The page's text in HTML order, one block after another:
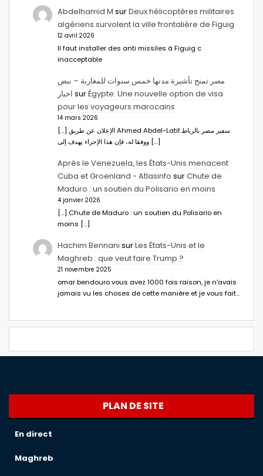
Abdelhamid M surDeux hélicoptères militaires
algériens survolent la ville frontalière de Figuig
12 avril 2026
Il faut installer des anti missiles à Figuig c
inacceptable
مصر تمنح تأشيرة مدتها خمس سنوات للمغاربة – نبض
اخبار surÉgypte: Une nouvelle option de visa
pour les voyageurs marocains
14 mars 2026
[…] الإعلان عن طريق Ahmed Abdel-Latifسفير مصر بالرباط.
ووفقا له، فإن هذا الإجراء يهدف إلى […]
Après le Venezuela, les États-Unis menacent
Cuba et Groenland - Atlasinfo surChute de
Maduro : un soutien du Polisario en moins
4 janvier 2026
[…] Chute de Maduro : un soutien du Polisario en
moins […]
Hachim Bennani surLes États-Unis et le
Maghreb : que veut faire Trump ?
21 novembre 2025
omar bendouro vous avez 1000 fois raison, je n'avais
jamais vu les choses de cette manière et je vous fait…
PLAN DE SITE
En direct
Maghreb